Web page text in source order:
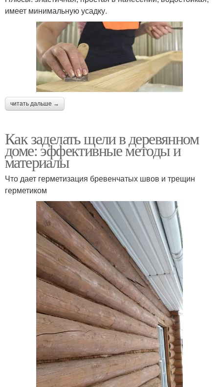
имеет минимальную усадку.
читать дальше →
Как заделать щели в деревянном
доме: эффективные методы и
материалы
Что дает герметизация бревенчатых швов и трещин
герметиком